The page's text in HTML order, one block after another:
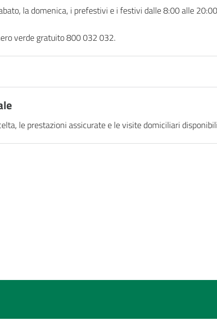
la domenica, i prefestivi e i festivi dalle 8:00 alle
verde gratuito 800 032 032.
le prestazioni assicurate e le visite domiciliari